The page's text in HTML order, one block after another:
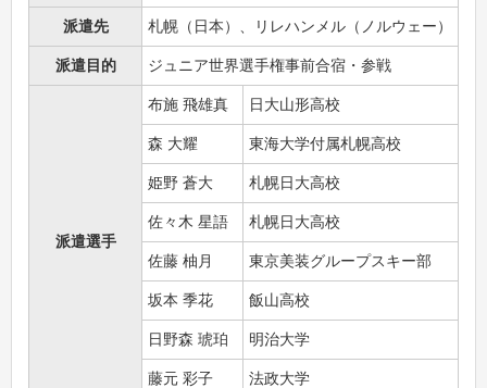
派遣先 札幌（日本）、リレハンメル（ノルウェー）
派遣目的 ジュニア世界選手権事前合宿・参戦
派遣選手
布施 飛雄真 日大山形高校
森 大耀 東海大学付属札幌高校
姫野 蒼大 札幌日大高校
佐々木 星語 札幌日大高校
佐藤 柚月 東京美装グループスキー部
坂本 季花 飯山高校
日野森 琥珀 明治大学
藤元 彩子 法政大学